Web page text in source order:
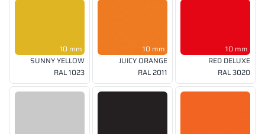
10 mm
SUNNY YELLOW
RAL 1023
10 mm
JUICY ORANGE
RAL 2011
10 mm
RED DELUXE
RAL 3020